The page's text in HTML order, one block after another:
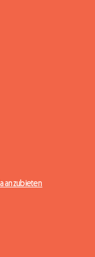
anzubieten